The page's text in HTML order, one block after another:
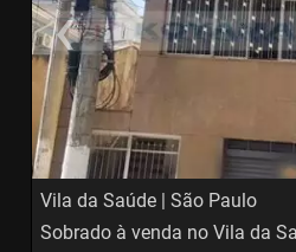
‹
Vila da Saúde | São Paulo
Sobrado à venda no Vila da